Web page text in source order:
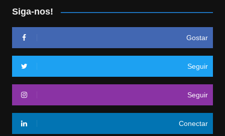
Siga-nos!
Gostar
Seguir
Seguir
Conectar